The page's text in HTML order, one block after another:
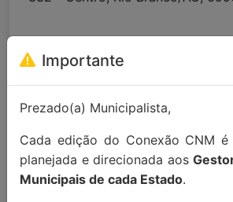
contato:
app(51) 99215-3439.
Apoio Institucional:
Importante
Prezado(a) Municipalista,
Cada edição do Conexão CNM é
planejada e direcionada aos
Municipais de cada Estado.